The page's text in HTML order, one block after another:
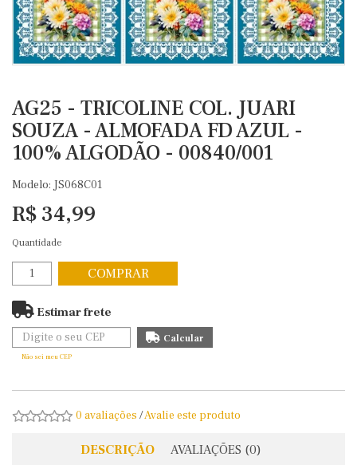
AG25 - TRICOLINE COL. JUARI
SOUZA - ALMOFADA FD AZUL -
100% ALGODÃO - 00840/001
Modelo: JS068C01
R$ 34,99
Quantidade
COMPRAR
Estimar frete
Não sei meu CEP
0 avaliações /Avalie este produto
DESCRIÇÃO AVALIAÇÕES (0)